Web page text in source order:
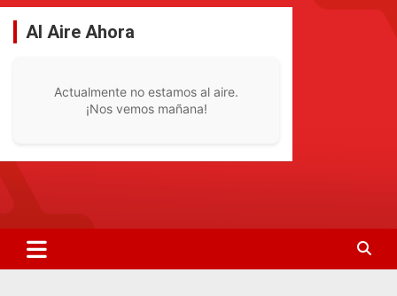
Saltar
contenido
Al Aire Ahora
Actualmente no estamos al aire.
¡Nos vemos mañana!